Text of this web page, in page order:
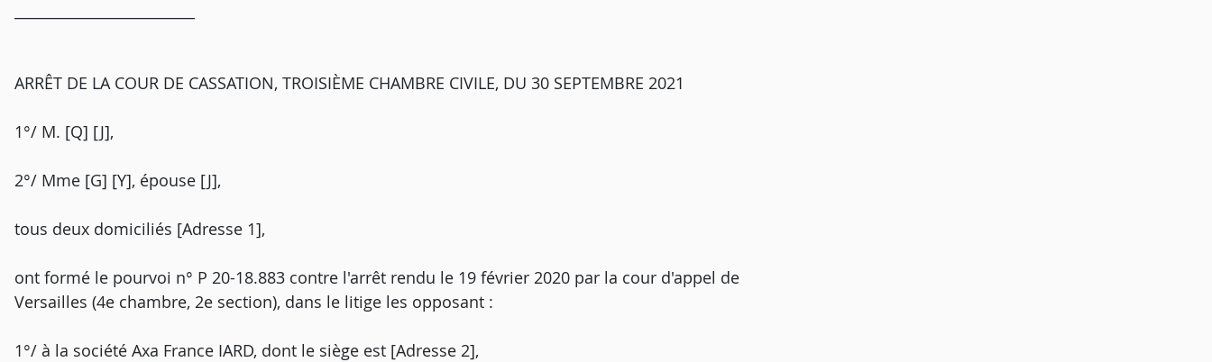
ARRÊT DE LA COUR DE CASSATION, TROISIÈME CHAMBRE CIVILE, DU 30 SEPTEMBRE 2021
1°/ M. [Q] [J],
2°/ Mme [G] [Y], épouse [J],
tous deux domiciliés [Adresse 1],
ont formé le pourvoi n° P 20-18.883 contre l'arrêt rendu le 19 février 2020 par la cour d'appel de
Versailles (4e chambre, 2e section), dans le litige les opposant :
1°/ à la société Axa France IARD, dont le siège est [Adresse 2],